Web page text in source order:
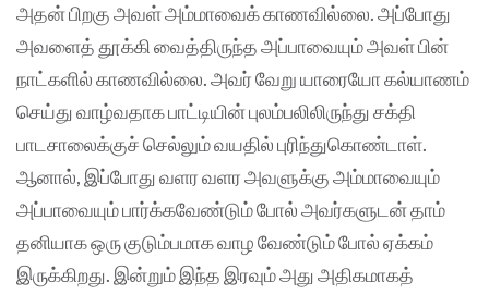
அதன் பிறகு அவள் அம்மாவைக் காணவில்லை. அப்போது
அவளைத் தூக்கி வைத்திருந்த அப்பாவையும் அவள் பின்
நாட்களில் காணவில்லை. அவர் வேறு யாரையோ கல்யாணம்
செய்து வாழ்வதாக பாட்டியின் புலம்பலிலிருந்து சக்தி
பாடசாலைக்குச் செல்லும் வயதில் புரிந்துகொண்டாள்.
ஆனால், இப்போது வளர வளர அவளுக்கு அம்மாவையும்
அப்பாவையும் பார்க்கவேண்டும் போல் அவர்களுடன் தாம்
தனியாக ஒரு குடும்பமாக வாழ வேண்டும் போல் ஏக்கம்
இருக்கிறது. இன்றும் இந்த இரவும் அது அதிகமாகத்